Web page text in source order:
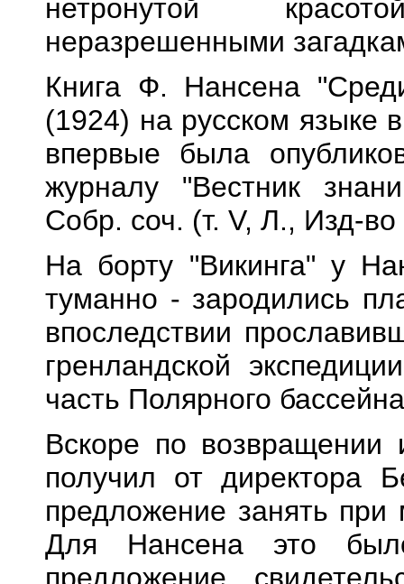
нетронутой
неразрешенными
Книга Ф. Нансена
(1924) на русском языке
впервые была
журналу "Вестник
Собр. соч. (т. V, Л., Изд-
На борту "Викинга" у
туманно - зародились
впоследствии
гренландской
часть Полярного
Вскоре по возвращении
получил от директора
предложение занять при
Для Нансена это